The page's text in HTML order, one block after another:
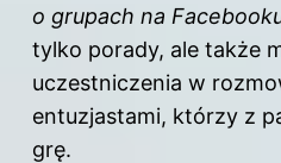
o grupach na
tylko porady, ale także
uczestniczenia w
entuzjastami, którzy z
grę.